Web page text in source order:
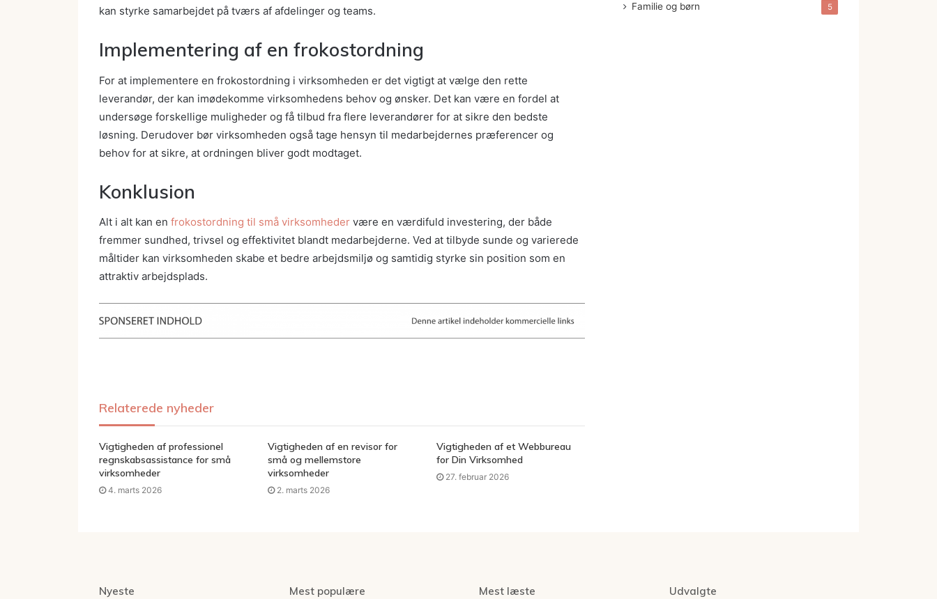
kan styrke samarbejdet på tværs af afdelinger og teams.
Implementering af en frokostordning
For at implementere en frokostordning i virksomheden er det vigtigt at vælge den rette
leverandør, der kan imødekomme virksomhedens behov og ønsker. Det kan være en fordel at
undersøge forskellige muligheder og få tilbud fra flere leverandører for at sikre den bedste
løsning. Derudover bør virksomheden også tage hensyn til medarbejdernes præferencer og
behov for at sikre, at ordningen bliver godt modtaget.
Konklusion
Alt i alt kan en frokostordning til små virksomheder være en værdifuld investering, der både
fremmer sundhed, trivsel og effektivitet blandt medarbejderne. Ved at tilbyde sunde og varierede
måltider kan virksomheden skabe et bedre arbejdsmiljø og samtidig styrke sin position som en
attraktiv arbejdsplads.
Relaterede nyheder
Vigtigheden af professionel
regnskabsassistance for små
virksomheder
4. marts 2026
Vigtigheden af en revisor for
små og mellemstore
virksomheder
2. marts 2026
Vigtigheden af et Webbureau
for Din Virksomhed
27. februar 2026
Familie og børn 5
Nyeste Mest populære Mest læste Udvalgte